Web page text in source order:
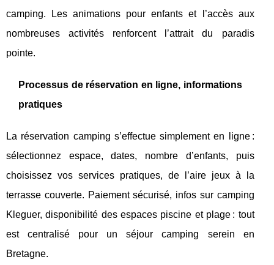
camping. Les animations pour enfants et l’accès aux
nombreuses activités renforcent l’attrait du paradis
pointe.
Processus de réservation en ligne, informations
pratiques
La réservation camping s’effectue simplement en ligne :
sélectionnez espace, dates, nombre d’enfants, puis
choisissez vos services pratiques, de l’aire jeux à la
terrasse couverte. Paiement sécurisé, infos sur camping
Kleguer, disponibilité des espaces piscine et plage : tout
est centralisé pour un séjour camping serein en
Bretagne.